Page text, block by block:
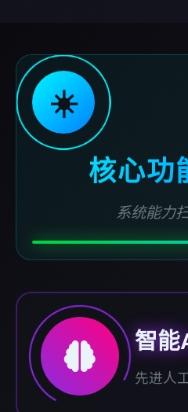
☀️
核心功
系统能力
智能
先进人